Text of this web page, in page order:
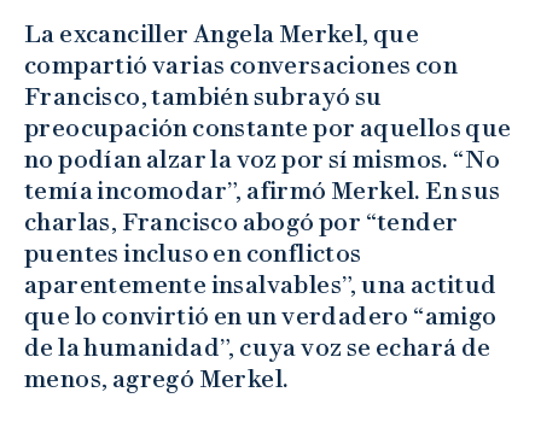
La excanciller Angela Merkel, que
compartió varias conversaciones con
Francisco, también subrayó su
preocupación constante por aquellos que
no podían alzar la voz por sí mismos. “No
temía incomodar”, afirmó Merkel. En sus
charlas, Francisco abogó por “tender
puentes incluso en conflictos
aparentemente insalvables”, una actitud
que lo convirtió en un verdadero “amigo
de la humanidad”, cuya voz se echará de
menos, agregó Merkel.